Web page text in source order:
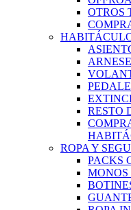
OTROS
RESTO
ROPA Y
PACKS
MONOS